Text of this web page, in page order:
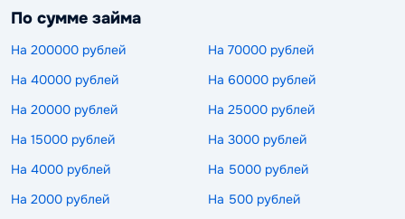
По сумме займа
На 200000 рублей
На 70000 рублей
На 40000 рублей
На 60000 рублей
На 20000 рублей
На 25000 рублей
На 15000 рублей
На 3000 рублей
На 4000 рублей
На 5000 рублей
На 2000 рублей
На 500 рублей